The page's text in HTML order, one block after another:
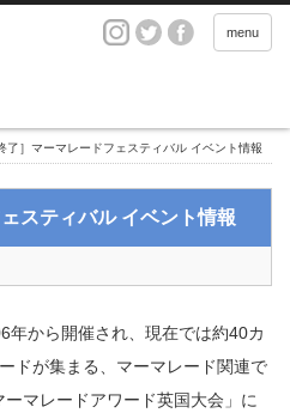
menu
了］マーマレードフェスティバル イベント情報
スティバル イベント情報
年から開催され、現在では約40カ
ドが集まる、マーマレード関連で
マレードアワード英国大会」に